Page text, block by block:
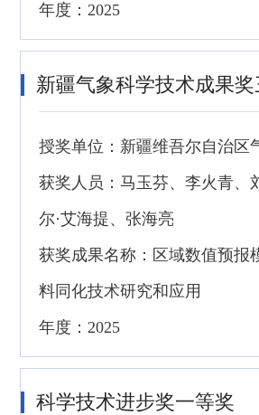
年度：2025
新疆气象科学技术成果奖
授奖单位：新疆维吾尔自治区
获奖人员：马玉芬、李火青、
尔·艾海提、张海亮
获奖成果名称：区域数值预报
料同化技术研究和应用
年度：2025
科学技术进步奖一等奖